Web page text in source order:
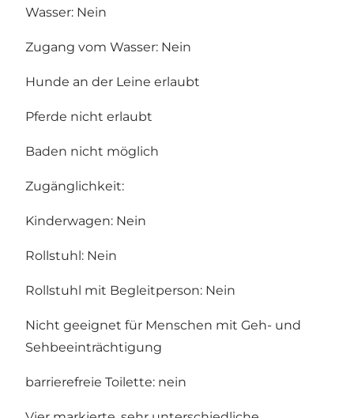
Wasser: Nein
Zugang vom Wasser: Nein
Hunde an der Leine erlaubt
Pferde nicht erlaubt
Baden nicht möglich
Zugänglichkeit:
Kinderwagen: Nein
Rollstuhl: Nein
Rollstuhl mit Begleitperson: Nein
Nicht geeignet für Menschen mit Geh- und
Sehbeeinträchtigung
barrierefreie Toilette: nein